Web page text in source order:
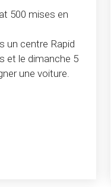
500 mises en
un centre Rapid
et le dimanche 5
une voiture.